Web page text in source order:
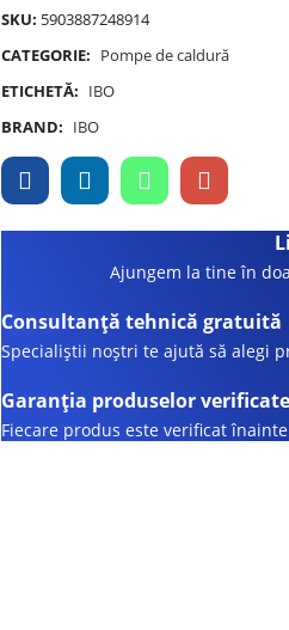
SKU: 5903887248914
CATEGORIE: Pompe de caldură
ETICHETĂ: IBO
BRAND: IBO
Ajungem la tine în
Consultanță tehnică gratuită
Specialiștii noștri te ajută să alegi
Garanția produselor verificate
Fiecare produs este verificat